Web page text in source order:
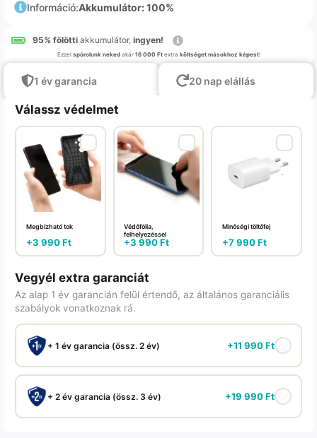
Információ:Akkumulátor: 100%
95% fölötti akkumulátor, ingyen!
Ezzel spórolunk nekedakár 16 000 Ftextra költséget másokhoz képest!
1 év garancia 20 nap elállás
Válassz védelmet
Megbízható tok
+3 990Ft
Védőfólia,
felhelyezéssel
+3 990Ft
Minőségi töltőfej
+7 990Ft
Vegyél extra garanciát
Az alap 1 év garancián felül értendő, az általános garanciális
szabályok vonatkoznak rá.
+ 1 év garancia (össz. 2 év) +11 990Ft
+ 2 év garancia (össz. 3 év) +19 990Ft